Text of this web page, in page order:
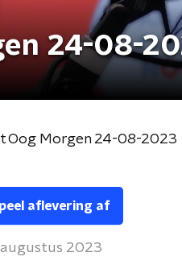
24-08-
Oog Morgen 24-08-2023
aflevering af
2023